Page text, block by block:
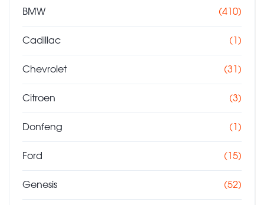
BMW (410)
Cadillac (1)
Chevrolet (31)
Citroen (3)
Donfeng (1)
Ford (15)
Genesis (52)